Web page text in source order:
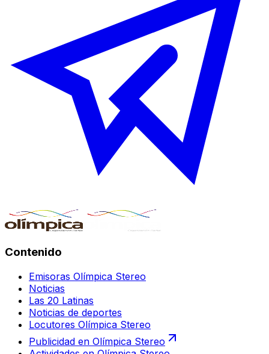
Contenido
Emisoras Olímpica Stereo
Noticias
Las 20 Latinas
Noticias de deportes
Locutores Olímpica Stereo
Publicidad en Olímpica Stereo